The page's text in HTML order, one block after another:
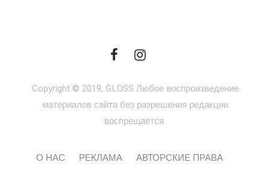
Copyright © 2019, GLOSS Любое воспроизведение
материалов сайта без разрешения редакции
воспрещается.
О НАС РЕКЛАМА АВТОРСКИЕ ПРАВА